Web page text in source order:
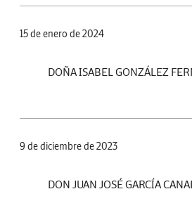
15 de enero de 2024
DOÑA ISABEL GONZÁLEZ
9 de diciembre de 2023
DON JUAN JOSÉ GARCÍA